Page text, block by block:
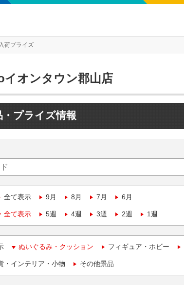
入荷プライズ
イオンタウン郡山店
・プライズ情報
全て表示 9月 8月 7月 6月
全て表示 5週 4週 3週 2週 1週
ぬいぐるみ・クッション フィギュア・ホビー
・インテリア・小物 その他景品